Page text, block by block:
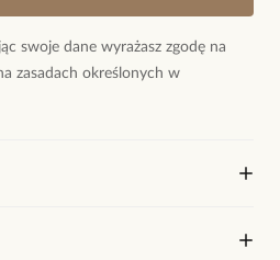
swoje dane wyrażasz zgodę na
zasadach określonych w